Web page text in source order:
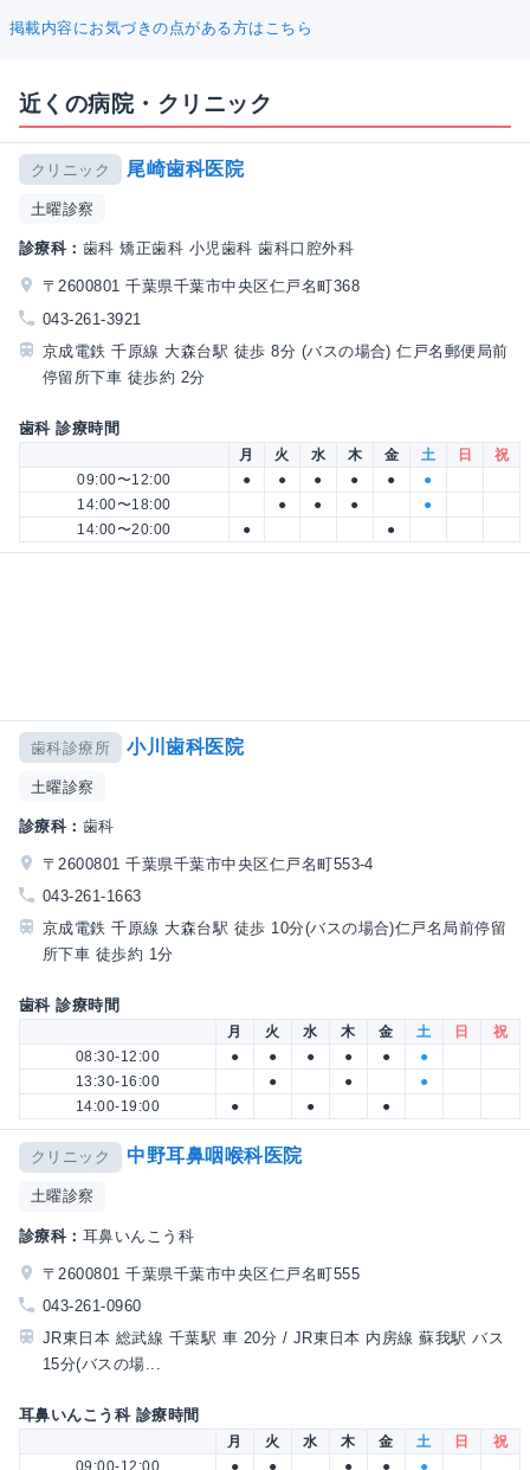
掲載内容にお気づきの点がある方はこちら
近くの病院・クリニック
クリニック 尾崎歯科医院
土曜診察
診療科： 歯科 矯正歯科 小児歯科 歯科口腔外科
〒2600801 千葉県千葉市中央区仁戸名町368
043-261-3921
京成電鉄 千原線 大森台駅 徒歩 8分 (バスの場合) 仁戸名郵便局前
停留所下車 徒歩約 2分
歯科 診療時間
月 火 水 木 金 土 日
祝
09:00〜12:00
● ● ● ● ●
●
14:00〜18:00
● ● ●
●
14:00〜20:00
● ●
歯科診療所 小川歯科医院
土曜診察
診療科： 歯科
〒2600801 千葉県千葉市中央区仁戸名町553-4
043-261-1663
京成電鉄 千原線 大森台駅 徒歩 10分(バスの場合)仁戸名局前停留
所下車 徒歩約 1分
歯科 診療時間
月 火 水 木 金 土 日
祝
08:30-12:00
● ● ● ● ●
●
13:30-16:00
● ●
●
14:00-19:00
● ● ●
クリニック 中野耳鼻咽喉科医院
土曜診察
診療科： 耳鼻いんこう科
〒2600801 千葉県千葉市中央区仁戸名町555
043-261-0960
JR東日本 総武線 千葉駅 車 20分 / JR東日本 内房線 蘇我駅 バス
15分(バスの場...
耳鼻いんこう科 診療時間
月 火 水 木 金 土 日
祝